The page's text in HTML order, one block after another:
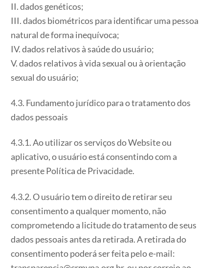
II. dados genéticos;
III. dados biométricos para identificar uma pessoa
natural de forma inequívoca;
IV. dados relativos à saúde do usuário;
V. dados relativos à vida sexual ou à orientação
sexual do usuário;
4.3. Fundamento jurídico para o tratamento dos
dados pessoais
4.3.1. Ao utilizar os serviços do Website ou
aplicativo, o usuário está consentindo com a
presente Política de Privacidade.
4.3.2. O usuário tem o direito de retirar seu
consentimento a qualquer momento, não
comprometendo a licitude do tratamento de seus
dados pessoais antes da retirada. A retirada do
consentimento poderá ser feita pelo e-mail: